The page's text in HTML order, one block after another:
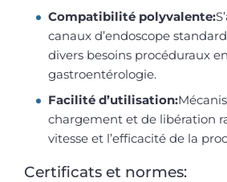
Compatibilité polyvalente:
canaux d’endoscope
divers besoins procéduraux en
gastroentérologie.
Facilité d’utilisation:
chargement et de libération
vitesse et l’efficacité de la
Certificats et normes: